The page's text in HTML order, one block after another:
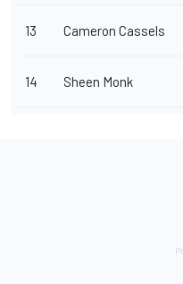
13 Cameron Cassels
14 Sheen Monk